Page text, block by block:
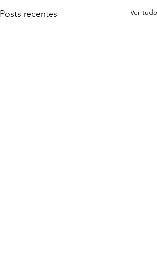
Posts recentes Ver tudo